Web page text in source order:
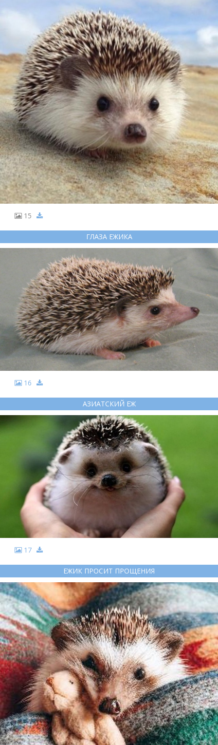
15
ГЛАЗА ЕЖИКА
16
АЗИАТСКИЙ ЕЖ
17
ЕЖИК ПРОСИТ ПРОЩЕНИЯ